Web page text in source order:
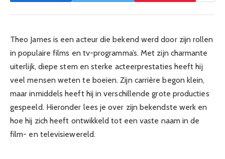
Theo James is een acteur die bekend werd door zijn rollen
in populaire films en tv-programma’s. Met zijn charmante
uiterlijk, diepe stem en sterke acteerprestaties heeft hij
veel mensen weten te boeien. Zijn carrière begon klein,
maar inmiddels heeft hij in verschillende grote producties
gespeeld. Hieronder lees je over zijn bekendste werk en
hoe hij zich heeft ontwikkeld tot een vaste naam in de
film- en televisiewereld.